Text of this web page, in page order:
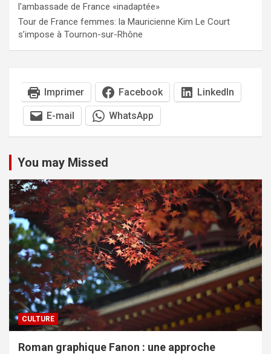
l'ambassade de France «inadaptée»
Tour de France femmes: la Mauricienne Kim Le Court
s’impose à Tournon-sur-Rhône
Imprimer Facebook LinkedIn
E-mail WhatsApp
You may Missed
CULTURE
Roman graphique Fanon : une approche